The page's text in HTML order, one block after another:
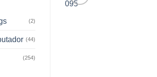
(2)
(44)
(254)